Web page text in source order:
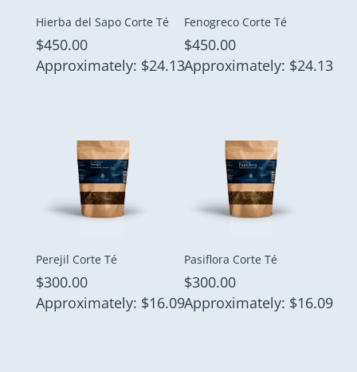
Hierba del Sapo Corte Té
$450.00
Approximately: $24.13
Fenogreco Corte Té
$450.00
Approximately: $24.13
Perejil Corte Té
$300.00
Approximately: $16.09
Pasiflora Corte Té
$300.00
Approximately: $16.09